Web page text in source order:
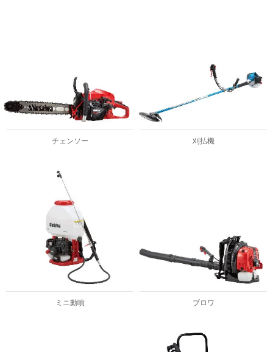
チェンソー 刈払機
ミニ動噴 ブロワ